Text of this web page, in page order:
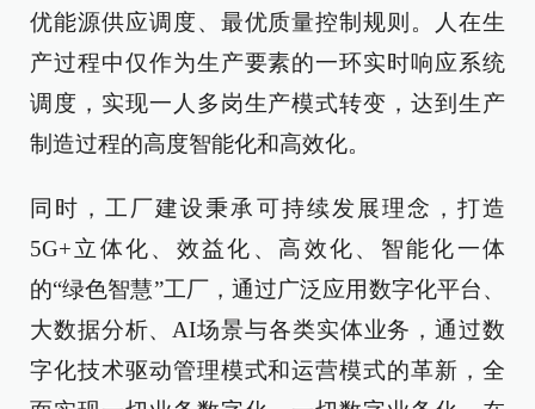
优能源供应调度、最优质量控制规则。人在生
产过程中仅作为生产要素的一环实时响应系统
调度，实现一人多岗生产模式转变，达到生产
制造过程的高度智能化和高效化。
同时，工厂建设秉承可持续发展理念，打造
5G+立体化、效益化、高效化、智能化一体
的“绿色智慧”工厂，通过广泛应用数字化平台、
大数据分析、AI场景与各类实体业务，通过数
字化技术驱动管理模式和运营模式的革新，全